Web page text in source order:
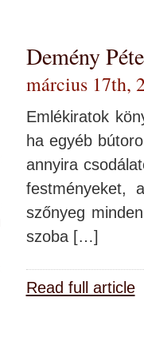
Demény
március 17th,
Emlékiratok
ha egyéb
annyira
festményeket,
szőnyeg
szoba […]
Read full article